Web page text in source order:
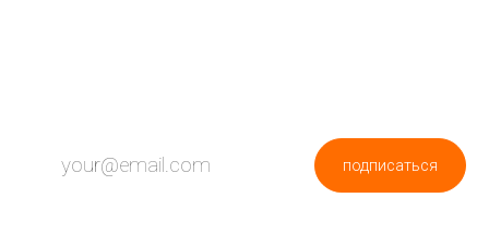
подписаться